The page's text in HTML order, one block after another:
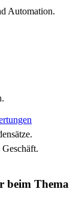
Automation.
beim Thema